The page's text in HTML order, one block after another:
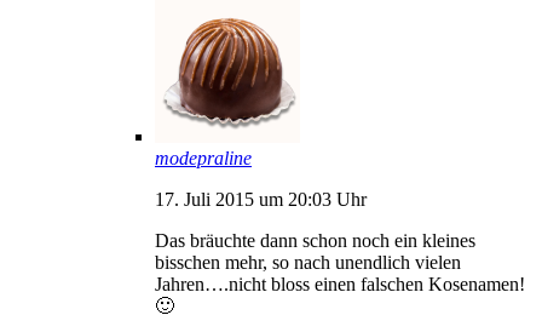
modepraline
17. Juli 2015 um 20:03 Uhr
Das bräuchte dann schon noch ein kleines
bisschen mehr, so nach unendlich vielen
Jahren….nicht bloss einen falschen Kosenamen!
🙂